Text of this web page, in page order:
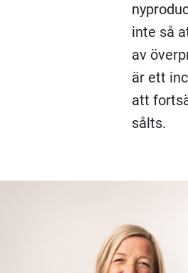
inte så
av
är ett
att
sålts.